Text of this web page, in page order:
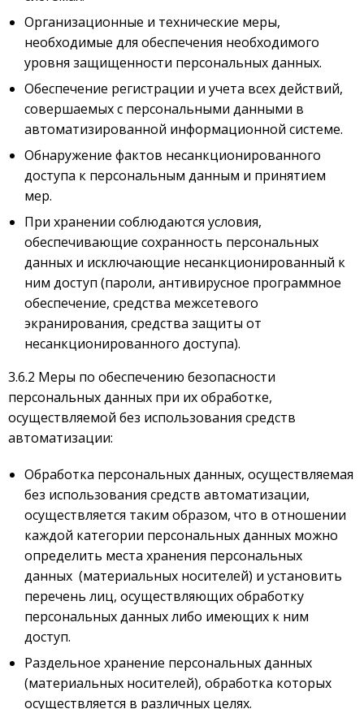
Организационные и технические меры,
необходимые для обеспечения необходимого
уровня защищенности персональных данных.
Обеспечение регистрации и учета всех действий,
совершаемых с персональными данными в
автоматизированной информационной системе.
Обнаружение фактов несанкционированного
доступа к персональным данным и принятием
мер.
При хранении соблюдаются условия,
обеспечивающие сохранность персональных
данных и исключающие несанкционированный к
ним доступ (пароли, антивирусное программное
обеспечение, средства межсетевого
экранирования, средства защиты от
несанкционированного доступа).
3.6.2 Меры по обеспечению безопасности
персональных данных при их обработке,
осуществляемой без использования средств
автоматизации:
Обработка персональных данных, осуществляемая
без использования средств автоматизации,
осуществляется таким образом, что в отношении
каждой категории персональных данных можно
определить места хранения персональных
данных (материальных носителей) и установить
перечень лиц, осуществляющих обработку
персональных данных либо имеющих к ним
доступ.
Раздельное хранение персональных данных
(материальных носителей), обработка которых
осуществляется в различных целях.